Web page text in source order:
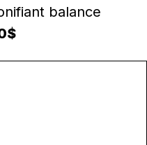
PANIER
balance
$